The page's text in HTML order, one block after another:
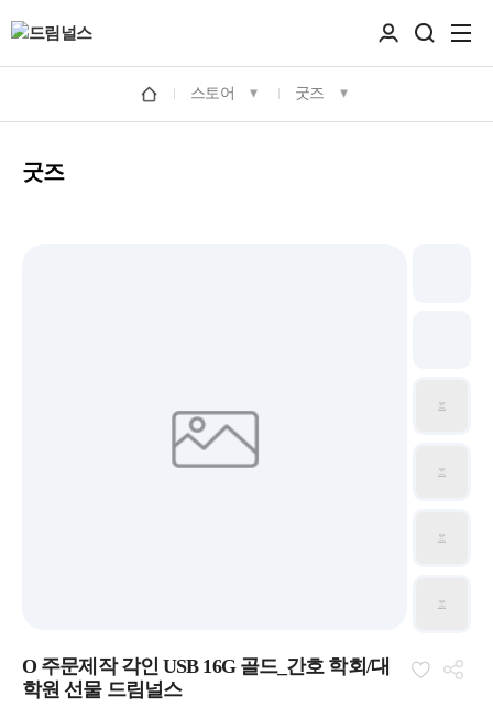
스토어 굿즈
굿즈
O 주문제작 각인 USB 16G 골드_간호 학회/대
학원 선물 드림널스